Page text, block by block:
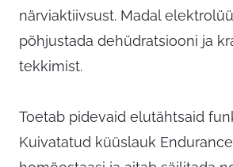
närviaktiivsust. Madal
põhjustada dehüdratsiooni ja
tekkimist.
Toetab pidevaid elutähtsaid
Kuivatatud küüslauk